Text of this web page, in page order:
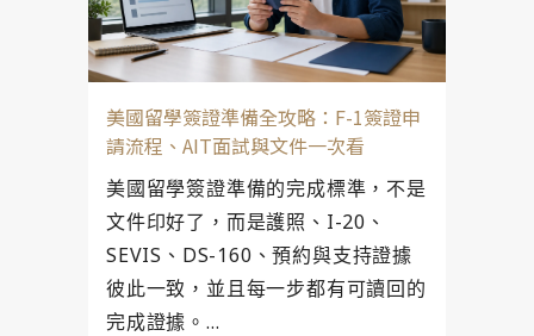
美國留學簽證準備全攻略：F-1簽證申
請流程、AIT面試與文件一次看
美國留學簽證準備的完成標準，不是
文件印好了，而是護照、I-20、
SEVIS、DS-160、預約與支持證據
彼此一致，並且每一步都有可讀回的
完成證據。...